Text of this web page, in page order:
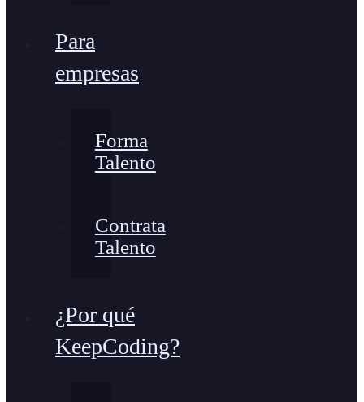
Para
empresas
Forma
Talento
Contrata
Talento
¿Por qué
KeepCoding?